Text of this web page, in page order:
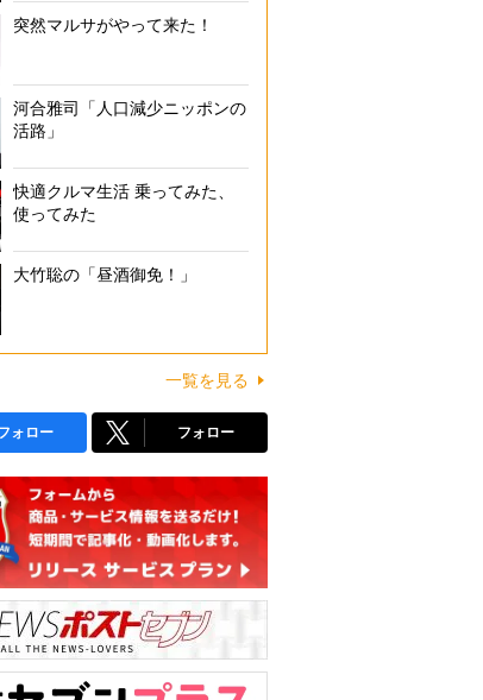
突然マルサがやって来た！
河合雅司「人口減少ニッポンの
活路」
快適クルマ生活 乗ってみた、
使ってみた
大竹聡の「昼酒御免！」
一覧を見る
ォロー フォロー